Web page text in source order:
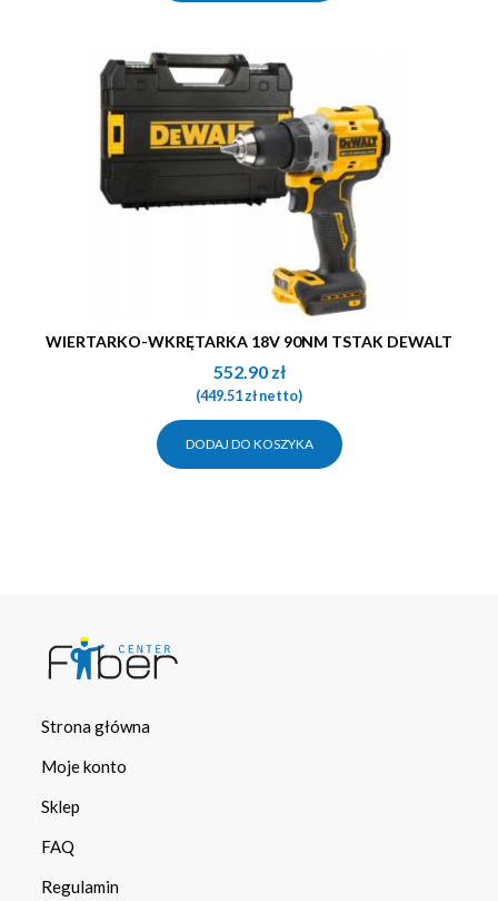
WIERTARKO-WKRĘTARKA 18V 90NM TSTAK DEWALT
552.90 zł
(449.51złnetto)
DODAJ DO KOSZYKA
Strona główna
Moje konto
Sklep
FAQ
Regulamin